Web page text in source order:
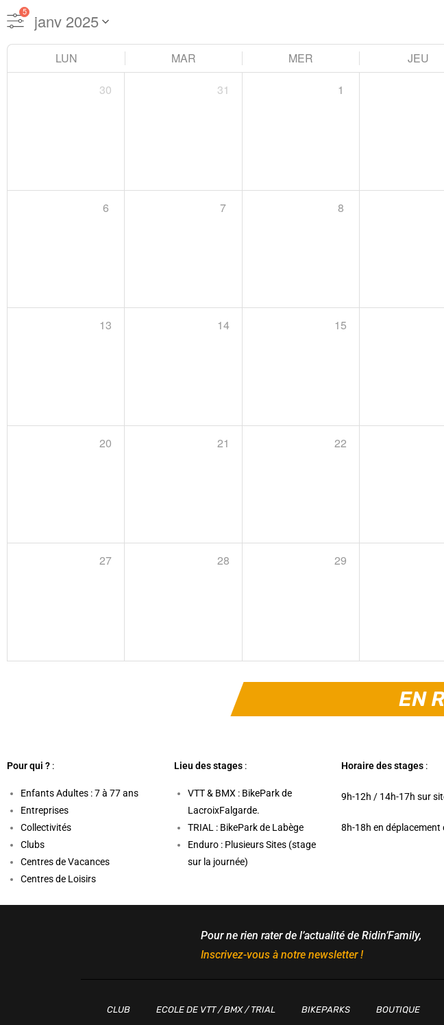
5
LUN MAR MER JEU
30
31 1
6 7 8
13 14 15
20 21 22
27 28 29
EN
Pour qui ? :
Enfants Adultes : 7 à 77 ans
Entreprises
Collectivités
Clubs
Centres de Vacances
Centres de Loisirs
Lieu des stages :
VTT & BMX : BikePark de
LacroixFalgarde.
TRIAL : BikePark de Labège
Enduro : Plusieurs Sites (stage
sur la journée)
Horaire des stages :
9h-12h / 14h-17h sur
8h-18h en déplacement
Pour ne rien rater de l’actualité de Ridin’Family,
Inscrivez-vous à notre newsletter !
CLUB ECOLE DE VTT / BMX / TRIAL BIKEPARKS BOUTIQUE